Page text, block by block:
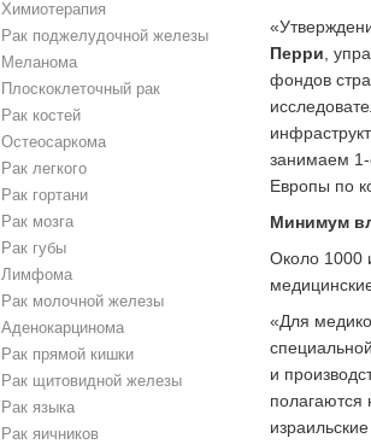
Химиотерапия
Рак поджелудочной железы
Меланома
Плоскоклеточный рак
Рак костей
Остеосаркома
Рак легкого
Рак гортани
Рак мозга
Рак губы
Лимфома
Рак молочной железы
Аденокарцинома
Рак прямой кишки
Рак щитовидной железы
Рак языка
Рак яичников
Перри ,
фондов
занимаем 1-
Европы по
Минимум
Около 1000
«Для
и
полагаются